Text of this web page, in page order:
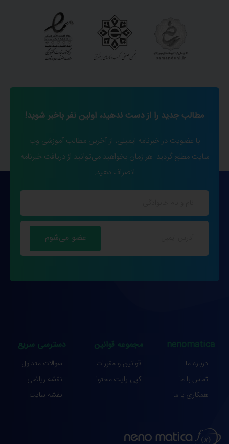
مطالب جدید را از دست ندهید، اولین نفر باخبر شوید!
با عضویت در خبرنامه ایمیلی، از آخرین مطالب آموزشی وب
سایت مطلع گردید. هر زمان بخواهید می‌توانید از دریافت خبرنامه
انصراف دهید.
nenomatica
درباره ما
تماس با ما
همکاری با ما
مجموعه قوانین
قوانین و مقررات
کپی رایت محتوا
دسترسی سریع
سوالات متداول
نقشه ریاضی
نقشه سایت